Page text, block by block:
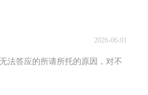
2026-06-01
法答应的所请所托的原因，对不